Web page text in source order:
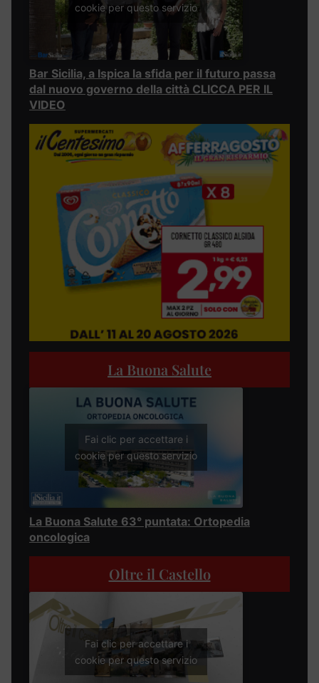
cookie per questo servizio
Bar Sicilia, a Ispica la sfida per il futuro passa
dal nuovo governo della città CLICCA PER IL
VIDEO
La Buona Salute
Fai clic per accettare i
cookie per questo servizio
La Buona Salute 63° puntata: Ortopedia
oncologica
Oltre il Castello
Fai clic per accettare i
cookie per questo servizio